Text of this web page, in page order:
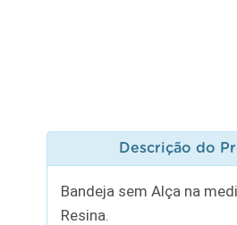
Descrição do
Bandeja sem Alça na
Resina.